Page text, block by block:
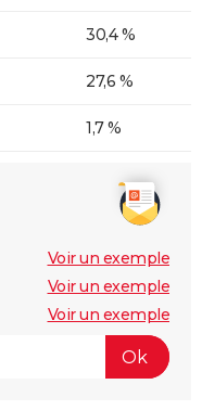
30,4 %
27,6 %
1,7 %
Voir un exemple
Voir un exemple
Voir un exemple